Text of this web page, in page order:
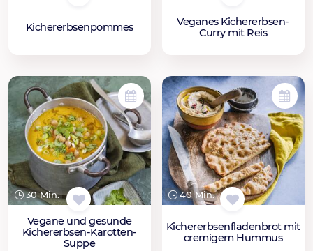
Kichererbsenpommes
Veganes Kichererbsen-
Curry mit Reis
30 Min.
Vegane und gesunde
Kichererbsen-Karotten-
Suppe
40 Min.
Kichererbsenfladenbrot mit
cremigem Hummus